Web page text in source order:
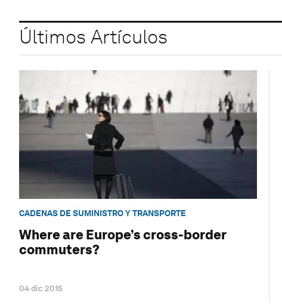
Últimos Artículos
CADENAS DE SUMINISTRO Y TRANSPORTE
Where are Europe’s cross-border
commuters?
04 dic 2015